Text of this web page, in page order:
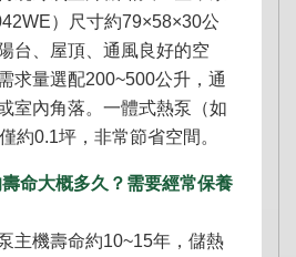
）尺寸約79×58×30公
台、屋頂、通風良好的空
求量選配200~500公升，通
室內角落。一體式熱泵（如
約0.1坪，非常節省空間。
命大概多久？需要經常保養
主機壽命約10~15年，儲熱